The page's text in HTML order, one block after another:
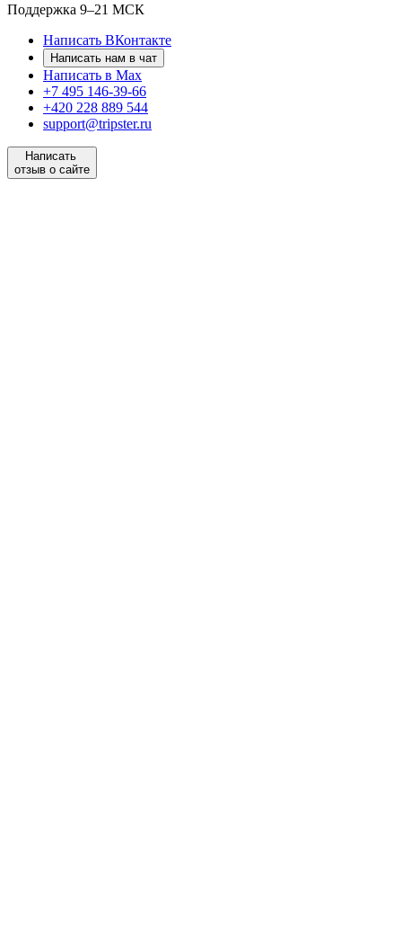
Поддержка 9–21 МСК
Написать ВКонтакте
Написать нам в чат
Написать в Max
+7 495 146-39-66
+420 228 889 544
support@tripster.ru
Написать
отзыв о сайте